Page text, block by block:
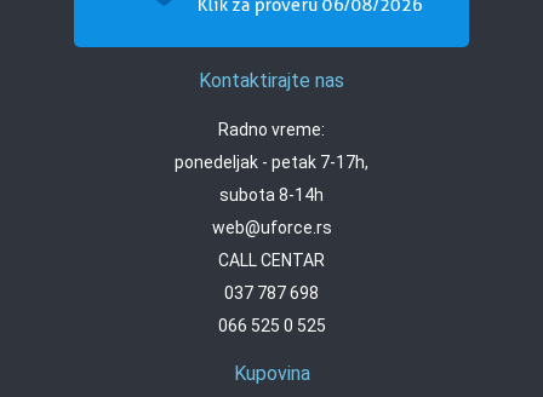
Kontaktirajte nas
Radno vreme:
ponedeljak - petak 7-17h,
subota 8-14h
web@uforce.rs
CALL CENTAR
037 787 698
066 525 0 525
Kupovina